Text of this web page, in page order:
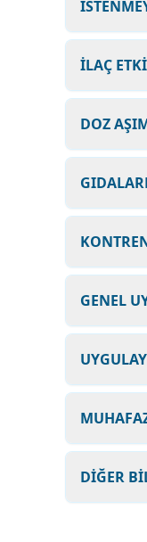
İLAÇ
DOZ
GENEL
DİĞER